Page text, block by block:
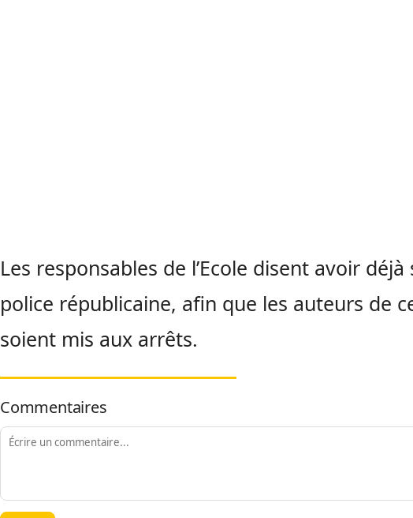
Les responsables de l’Ecole disent avoir déjà
police républicaine, afin que les auteurs de
soient mis aux arrêts.
Commentaires